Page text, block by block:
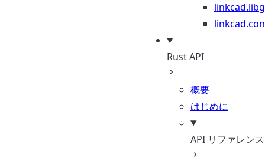
Rust API
概要
はじめに
API リファレンス